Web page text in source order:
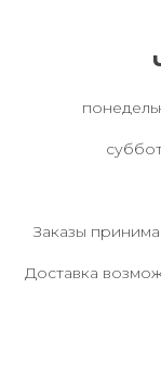
Заказы
Доставка